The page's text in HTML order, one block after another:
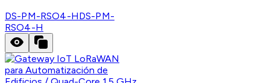
DS-PM-RSO4-HDS-PM-
RSO4-H